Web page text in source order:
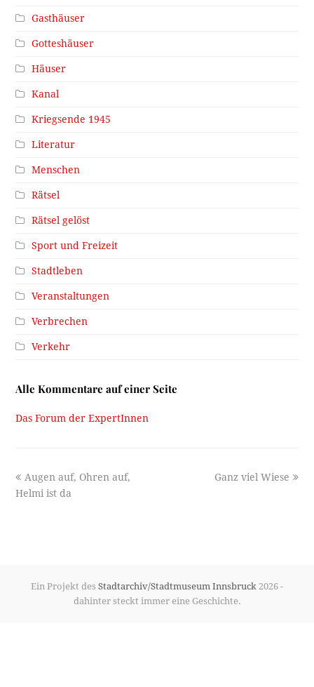
Gasthäuser
Gotteshäuser
Häuser
Kanal
Kriegsende 1945
Literatur
Menschen
Rätsel
Rätsel gelöst
Sport und Freizeit
Stadtleben
Veranstaltungen
Verbrechen
Verkehr
Alle Kommentare auf einer Seite
Das Forum der ExpertInnen
previous
post:
Augen auf, Ohren auf,
Helmi ist da
next
Ganz viel Wiese
Ein Projekt des Stadtarchiv/Stadtmuseum Innsbruck 2026 -
dahinter steckt immer eine Geschichte.